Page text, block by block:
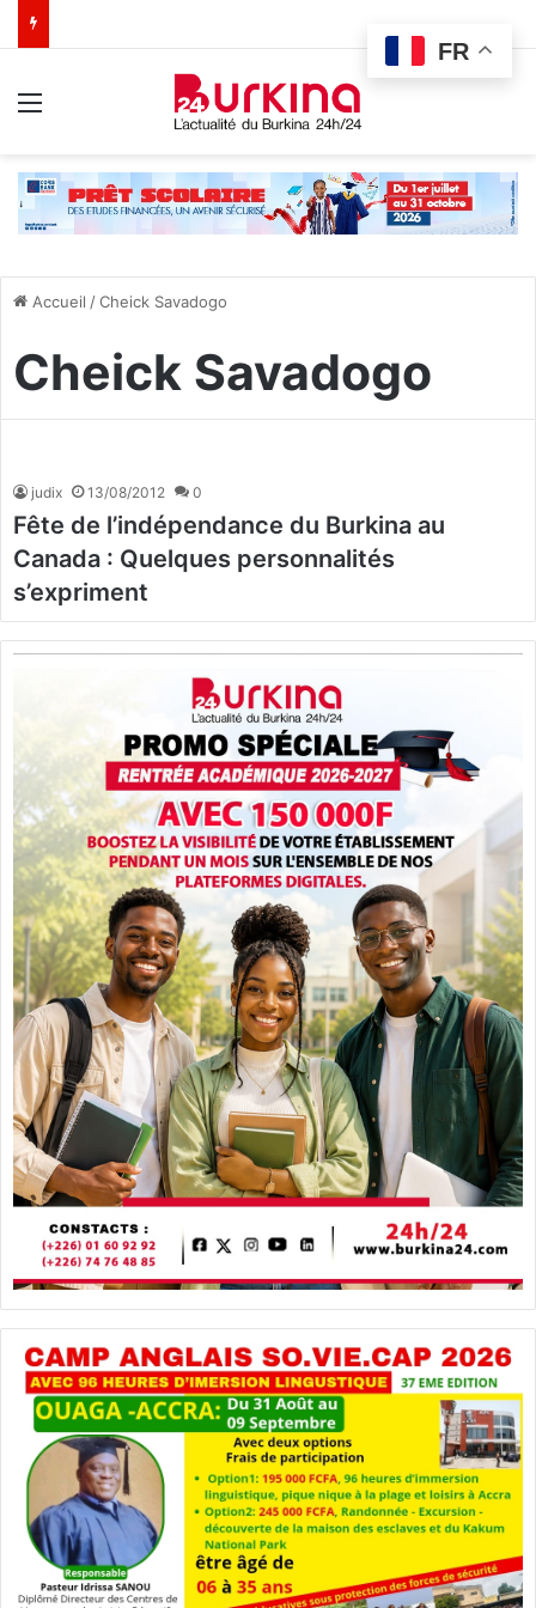
Accueil /Cheick Savadogo
Cheick Savadogo
judix 13/08/2012 0
Fête de l’indépendance du Burkina au
Canada : Quelques personnalités
s’expriment
FR